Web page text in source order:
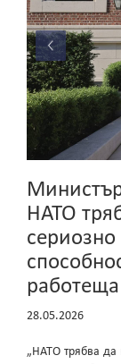
НАТО
сериозно
работеща
28.05.2026
„НАТО трябва да